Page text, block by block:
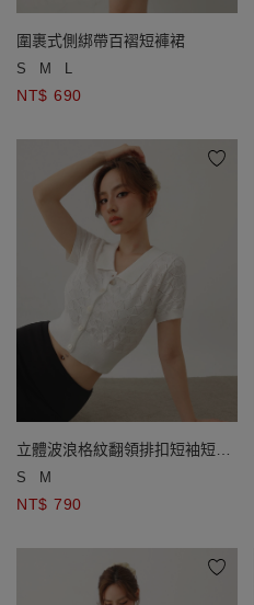
圍裹式側綁帶百褶短褲裙
S M L
NT$ 690
立體波浪格紋翻領排扣短袖短版
開襟針織衫
S M
NT$ 790